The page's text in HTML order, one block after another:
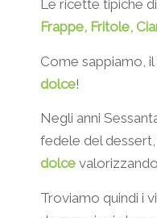
Le ricette tipiche
Frappe, Fritole,
Come sappiamo,
dolce!
Negli anni
fedele del
dolce
Troviamo quindi i